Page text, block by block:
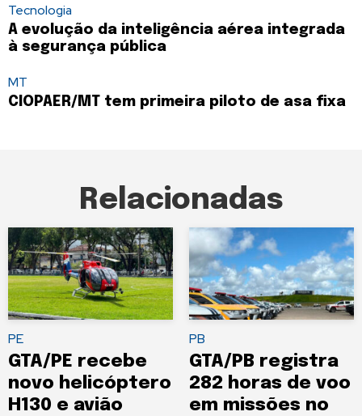
Tecnologia
A evolução da inteligência aérea integrada
à segurança pública
MT
CIOPAER/MT tem primeira piloto de asa fixa
Relacionadas
PE
GTA/PE recebe
novo helicóptero
H130 e avião
PB
GTA/PB registra
282 horas de voo
em missões no